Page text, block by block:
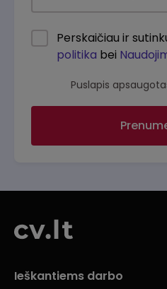
Perskaičiau ir
politika bei
Puslapis
Ieškantiems darbo